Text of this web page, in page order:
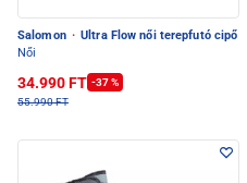
Salomon · Ultra Flow női terepfutó cipő
Női
34.990 FT -37 %
55.990 FT